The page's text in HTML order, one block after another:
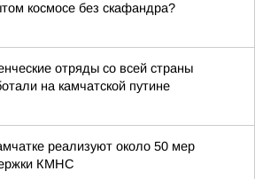
космосе без скафандра?
отряды со всей страны
на камчатской путине
реализуют около 50 мер
КМНС